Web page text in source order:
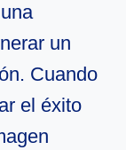
un
Cuando
el éxito